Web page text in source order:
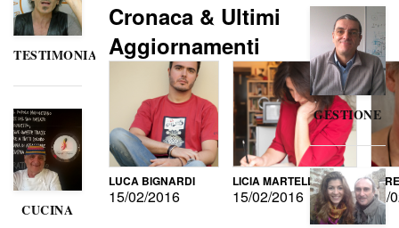
TESTIMONIANZE
CUCINA
Cronaca & Ultimi
Aggiornamenti
LUCA BIGNARDI
15/02/2016
LICIA MARTELLI
15/02/2016 15/
GESTIONE